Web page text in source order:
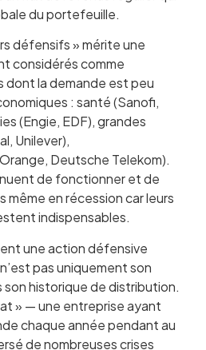
du portefeuille.
défensifs » mérite une
considérés comme
la demande est peu
: santé (Sanofi,
(Engie, EDF), grandes
Unilever),
Deutsche Telekom).
de fonctionner et de
en récession car leurs
indispensables.
une action défensive
pas uniquement son
son historique de distribution.
» — une entreprise ayant
chaque année pendant au
de nombreuses crises